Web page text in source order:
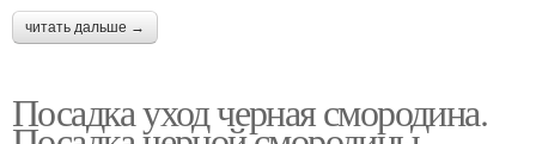
читать дальше →
Посадка уход черная смородина.